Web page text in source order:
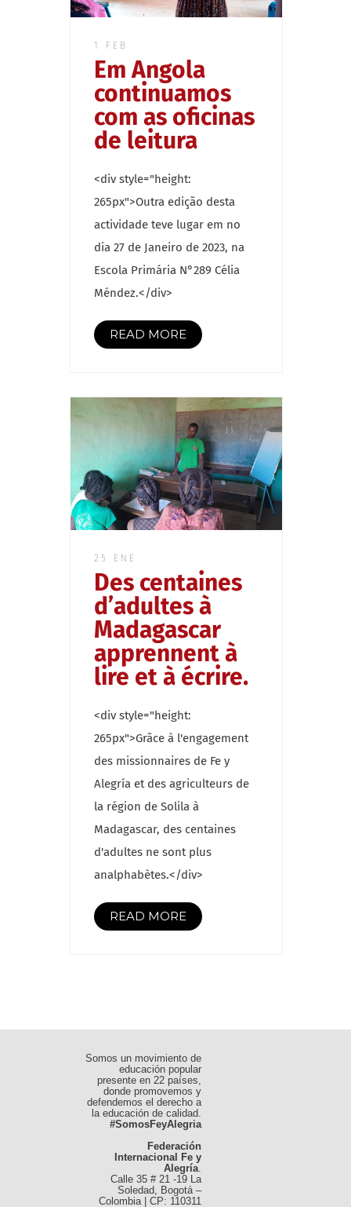
1 FEB
Em Angola
continuamos
com as oficinas
de leitura
<div style="height:
265px">Outra edição desta
actividade teve lugar em no
dia 27 de Janeiro de 2023, na
Escola Primária N°289 Célia
Méndez.</div>
READ MORE
25 ENE
Des centaines
d’adultes à
Madagascar
apprennent à
lire et à écrire.
<div style="height:
265px">Grâce à l'engagement
des missionnaires de Fe y
Alegría et des agriculteurs de
la région de Solila à
Madagascar, des centaines
d'adultes ne sont plus
analphabètes.</div>
READ MORE
Somos un movimiento de
educación popular
presente en 22 países,
donde promovemos y
defendemos el derecho a
la educación de calidad.
#SomosFeyAlegria
Federación
Internacional Fe y
Alegría.
Calle 35 # 21 -19 La
Soledad, Bogotá –
Colombia | CP: 110311